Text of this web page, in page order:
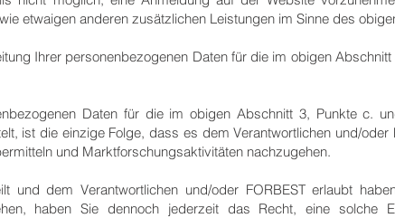
etwaigen anderen zusätzlichen Leistungen im Sinne des
Ihrer personenbezogenen Daten für die im obigen
Daten für die im obigen Abschnitt 3, Punkte c.
ist die einzige Folge, dass es dem Verantwortlichen und/oder
und Marktforschungsaktivitäten nachzugehen.
und dem Verantwortlichen und/oder FORBEST erlaubt
haben Sie dennoch jederzeit das Recht, eine solche